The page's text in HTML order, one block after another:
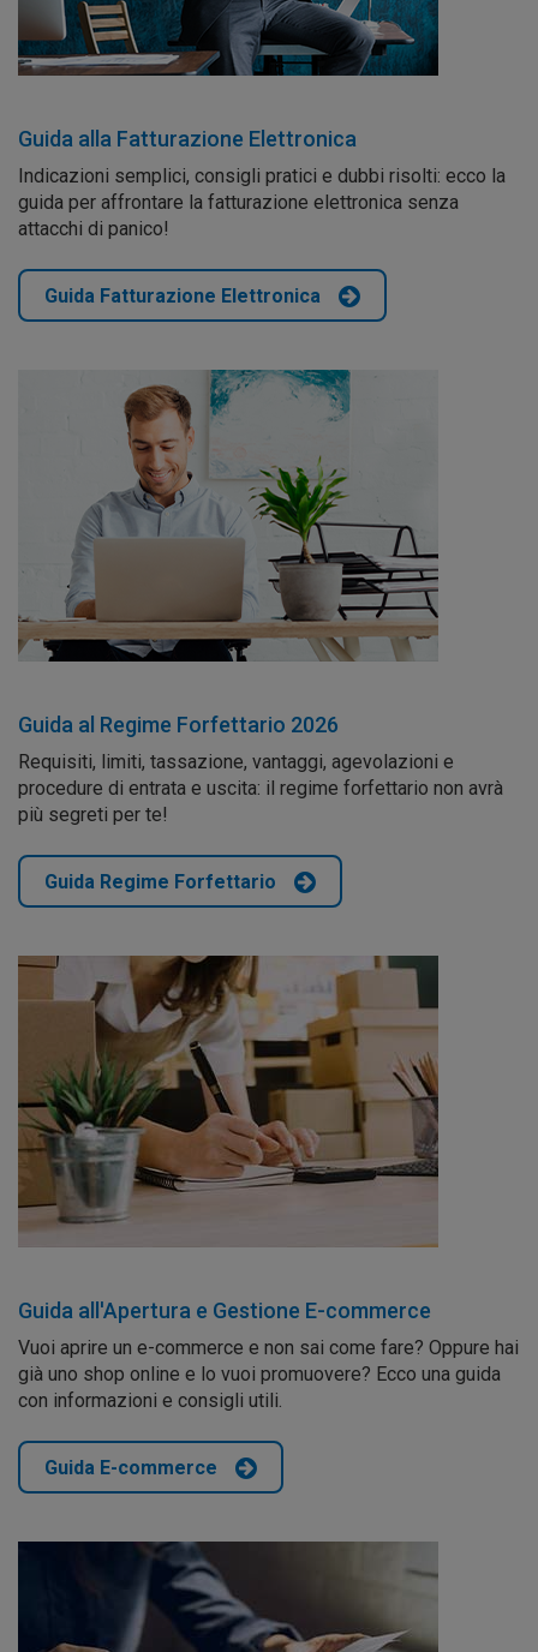
Guida alla Fatturazione Elettronica
Indicazioni semplici, consigli pratici e dubbi risolti: ecco la
guida per affrontare la fatturazione elettronica senza
attacchi di panico!
Guida Fatturazione Elettronica
Guida al Regime Forfettario 2026
Requisiti, limiti, tassazione, vantaggi, agevolazioni e
procedure di entrata e uscita: il regime forfettario non avrà
più segreti per te!
Guida Regime Forfettario
Guida all'Apertura e Gestione E-commerce
Vuoi aprire un e-commerce e non sai come fare? Oppure hai
già uno shop online e lo vuoi promuovere? Ecco una guida
con informazioni e consigli utili.
Guida E-commerce